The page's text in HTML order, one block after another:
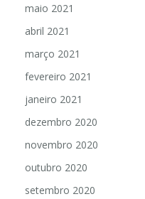
maio 2021
abril 2021
março 2021
fevereiro 2021
janeiro 2021
dezembro 2020
novembro 2020
outubro 2020
setembro 2020